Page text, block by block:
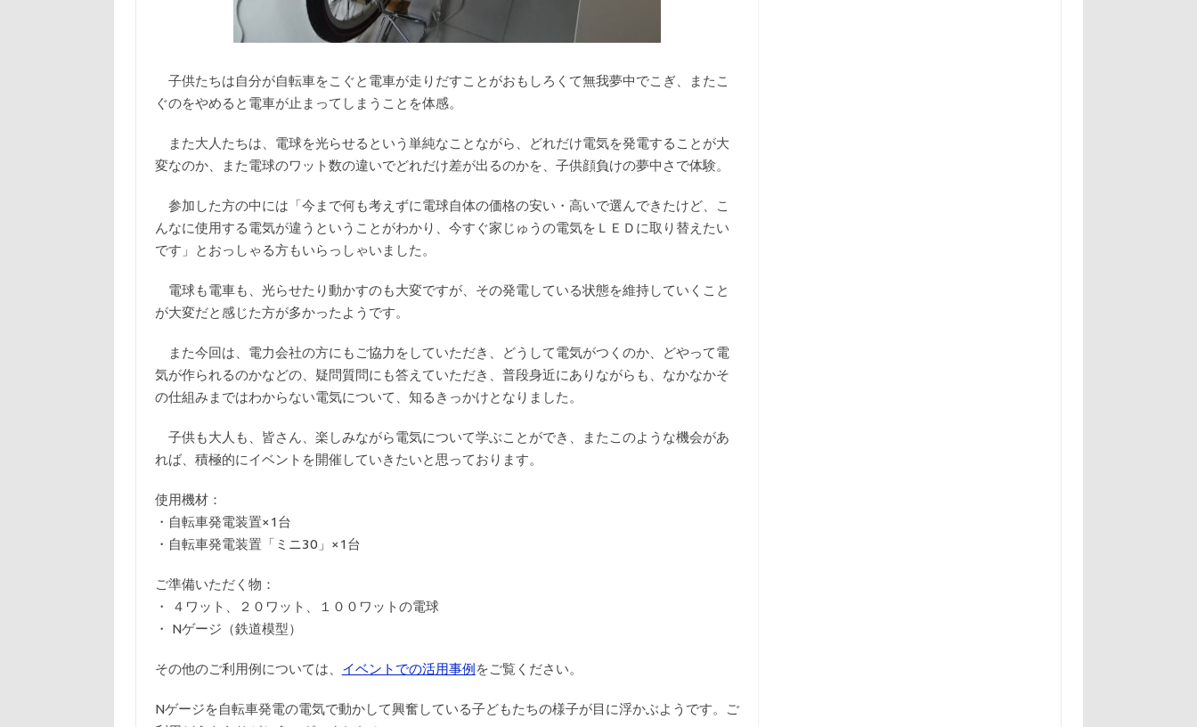
子供たちは自分が自転車をこぐと電車が走りだすことがおもしろくて無我夢中でこぎ、またこ
ぐのをやめると電車が止まってしまうことを体感。
また大人たちは、電球を光らせるという単純なことながら、どれだけ電気を発電することが大
変なのか、また電球のワット数の違いでどれだけ差が出るのかを、子供顔負けの夢中さで体験。
参加した方の中には「今まで何も考えずに電球自体の価格の安い・高いで選んできたけど、こ
んなに使用する電気が違うということがわかり、今すぐ家じゅうの電気をＬＥＤに取り替えたい
です」とおっしゃる方もいらっしゃいました。
電球も電車も、光らせたり動かすのも大変ですが、その発電している状態を維持していくこと
が大変だと感じた方が多かったようです。
また今回は、電力会社の方にもご協力をしていただき、どうして電気がつくのか、どやって電
気が作られるのかなどの、疑問質問にも答えていただき、普段身近にありながらも、なかなかそ
の仕組みまではわからない電気について、知るきっかけとなりました。
子供も大人も、皆さん、楽しみながら電気について学ぶことができ、またこのような機会があ
れば、積極的にイベントを開催していきたいと思っております。
使用機材：
・自転車発電装置×1台
・自転車発電装置「ミニ30」×1台
ご準備いただく物：
・ ４ワット、２０ワット、１００ワットの電球
・ Nゲージ（鉄道模型）
その他のご利用例については、 イベントでの活用事例をご覧ください。
Nゲージを自転車発電の電気で動かして興奮している子どもたちの様子が目に浮かぶようです。ご